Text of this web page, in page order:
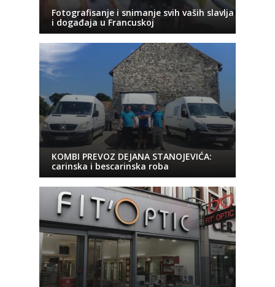
Fotografisanje i snimanje svih vaših slavlja
i događaja u Francuskoj
KOMBI PREVOZ DEJANA STANOJEVIĆA:
carinska i bescarinska roba